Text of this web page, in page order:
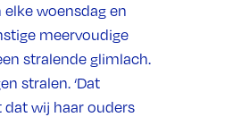
woensdag en
meervoudige
stralende glimlach.
stralen. ‘Dat
dat wij haar ouders